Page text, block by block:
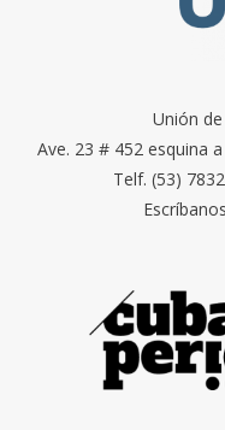
Unión
Ave. 23 # 452 esquina
Telf. (53)